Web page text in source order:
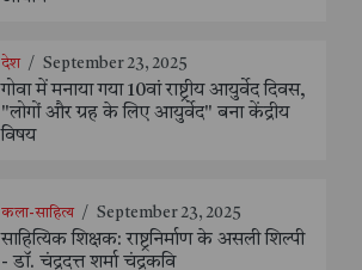
देश / September 23, 2025
गोवा में मनाया गया 10वां राष्ट्रीय आयुर्वेद दिवस,
"लोगों और ग्रह के लिए आयुर्वेद" बना केंद्रीय
विषय
कला-साहित्य / September 23, 2025
साहित्यिक शिक्षक: राष्ट्रनिर्माण के असली शिल्पी
- डॉ. चंद्रदत्त शर्मा चंद्रकवि